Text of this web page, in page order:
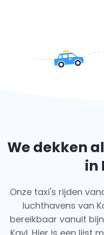
We dekken
in
Onze taxi's rijden
luchthavens van
bereikbaar vanuit